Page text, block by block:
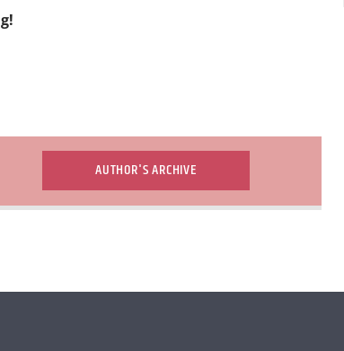
AUTHOR'S ARCHIVE